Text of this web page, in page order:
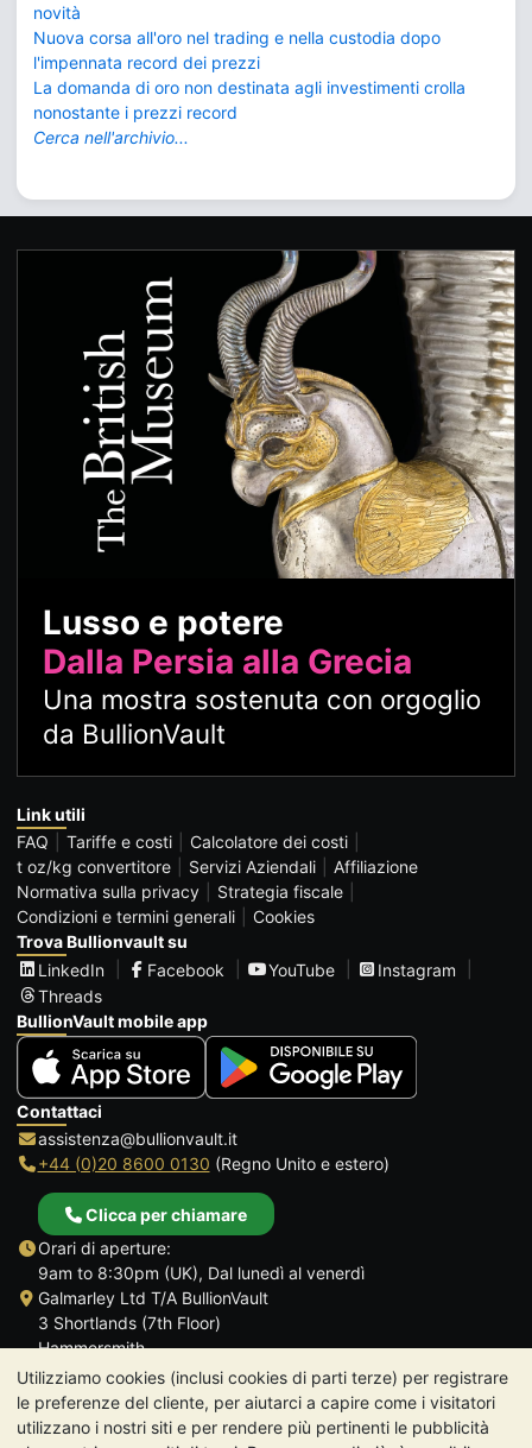
Utilizziamo cookies (inclusi cookies di parti terze) per registrare
le preferenze del cliente, per aiutarci a capire come i visitatori
utilizzano i nostri siti e per rendere più pertinenti le pubblicità
novità
Nuova corsa all'oro nel trading e nella custodia dopo
l'impennata record dei prezzi
La domanda di oro non destinata agli investimenti crolla
nonostante i prezzi record
Cerca nell'archivio...
Lusso e potere
Dalla Persia alla Grecia
Una mostra sostenuta con orgoglio
da BullionVault
Link utili
FAQ
Tariffe e costi
Calcolatore dei costi
t oz/kg convertitore
Servizi Aziendali
Affiliazione
Normativa sulla privacy
Strategia fiscale
Condizioni e termini generali
Cookies
Trova Bullionvault su
LinkedIn
Facebook YouTube
Instagram
Threads
BullionVault mobile app
Contattaci
assistenza@bullionvault.it
+44 (0)20 8600 0130 (Regno Unito e estero)
Clicca per chiamare
Orari di aperture:
9am to 8:30pm (UK), Dal lunedì al venerdì
Galmarley Ltd T/A BullionVault
3 Shortlands (7th Floor)
Hammersmith
Londra
W6 8DA
Regno Unito